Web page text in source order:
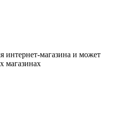
интернет-магазина и может
магазинах